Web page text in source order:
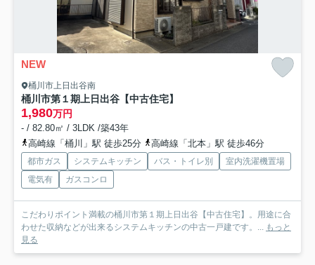
NEW
桶川市上日出谷南
桶川市第１期上日出谷【中古住宅】
1,980万円
- / 82.80㎡ / 3LDK /築43年
高崎線「桶川」駅 徒歩25分
高崎線「北本」駅 徒歩46分
都市ガス システムキッチン バス・トイレ別
室内洗濯機置場
電気有
ガスコンロ
こだわりポイント満載の桶川市第１期上日出谷【中古住宅】。用途に合
わせた収納などが出来るシステムキッチンの中古一戸建です。... もっと
見る